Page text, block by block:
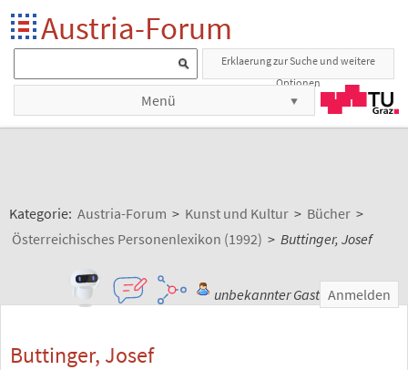
Austria-Forum
Erklaerung zur Suche und weitere
Optionen
Menü
Kategorie: Austria-Forum > Kunst und Kultur > Bücher >
Österreichisches Personenlexikon (1992) > Buttinger, Josef
unbekannter Gast Anmelden
Buttinger, Josef